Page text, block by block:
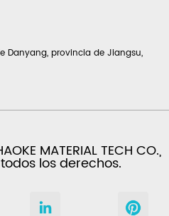
Danyang, provincia de Jiangsu,
MATERIAL TECH CO.,
los derechos.